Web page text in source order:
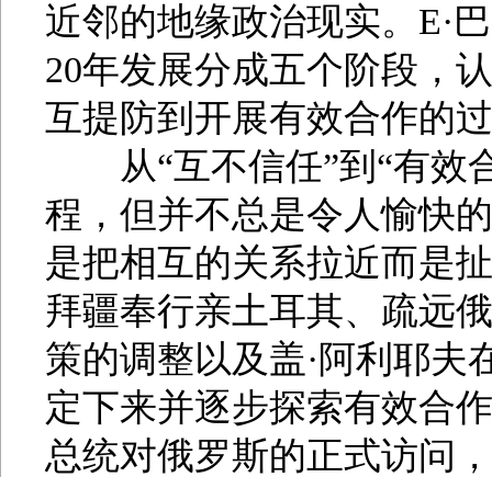
近邻的地缘政治现实。Е·
20年发展分成五个阶段，
互提防到开展有效合作的
从“互不信任”到“有效
程，但并不总是令人愉快
是把相互的关系拉近而是
拜疆奉行亲土耳其、疏远
策的调整以及盖·阿利耶夫
定下来并逐步探索有效合
总统对俄罗斯的正式访问